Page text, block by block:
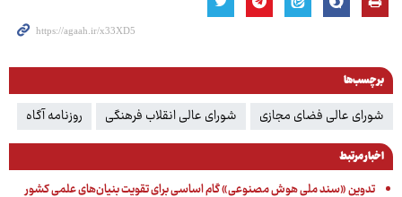
برچسب‌ها
شورای عالی فضای مجازی شورای عالی انقلاب فرهنگی روزنامه آگاه
اخبار مرتبط
تدوین «سند ملی هوش مصنوعی» گام اساسی برای تقویت بنیان‌های علمی کشور